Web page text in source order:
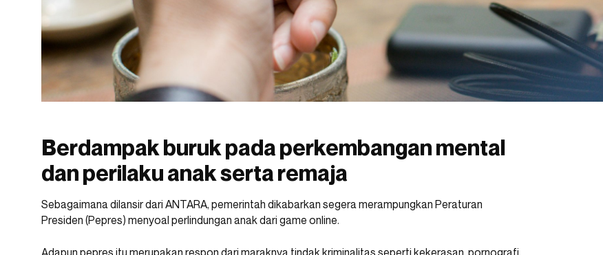
Berdampak buruk pada perkembangan mental
dan perilaku anak serta remaja
Sebagaimana dilansir dari ANTARA, pemerintah dikabarkan segera merampungkan Peraturan
Presiden (Pepres) menyoal perlindungan anak dari game online.